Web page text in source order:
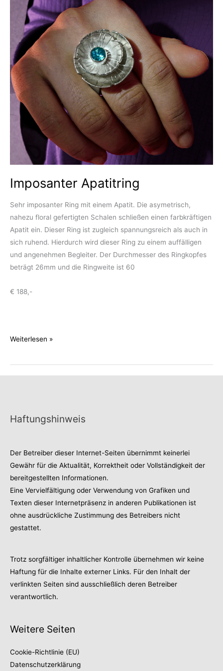
Imposanter Apatitring
Sehr imposanter Ring mit einem Apatit. Die asymetrisch,
nahezu floral gefertigten Schalen schließen einen farbkräftigen
Apatit ein. Dieser Ring ist zugleich spannungsreich als auch in
sich ruhend. Hierdurch wird dieser Ring zu einem auffälligen
und angenehmen Begleiter. Der Durchmesser des Ringkopfes
beträgt 26mm und die Ringweite ist 60
€ 188,-
Imposanter
Weiterlesen »
Haftungshinweis
Der Betreiber dieser Internet-Seiten übernimmt keinerlei
Gewähr für die Aktualität, Korrektheit oder Vollständigkeit der
bereitgestellten Informationen.
Eine Vervielfältigung oder Verwendung von Grafiken und
Texten dieser Internetpräsenz in anderen Publikationen ist
ohne ausdrückliche Zustimmung des Betreibers nicht
gestattet.
Trotz sorgfältiger inhaltlicher Kontrolle übernehmen wir keine
Haftung für die Inhalte externer Links. Für den Inhalt der
verlinkten Seiten sind ausschließlich deren Betreiber
verantwortlich.
Weitere Seiten
Cookie-Richtlinie (EU)
Datenschutzerklärung